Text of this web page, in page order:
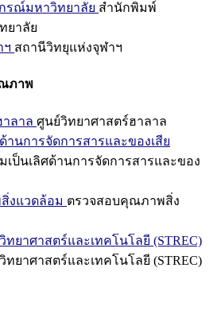
รณ์มหาวิทยาลัย สำนักพิมพ์
ยาลัย
ฯ สถานีวิทยุแห่งจุฬาฯ
ภาพ
ลาล ศูนย์วิทยาศาสตร์ฮาลาล
านการจัดการสารและของเสีย
เป็นเลิศด้านการจัดการสารและของ
งแวดล้อม ตรวจสอบคุณภาพสิ่ง
ทยาศาสตร์และเทคโนโลยี (STREC)
ทยาศาสตร์และเทคโนโลยี (STREC)